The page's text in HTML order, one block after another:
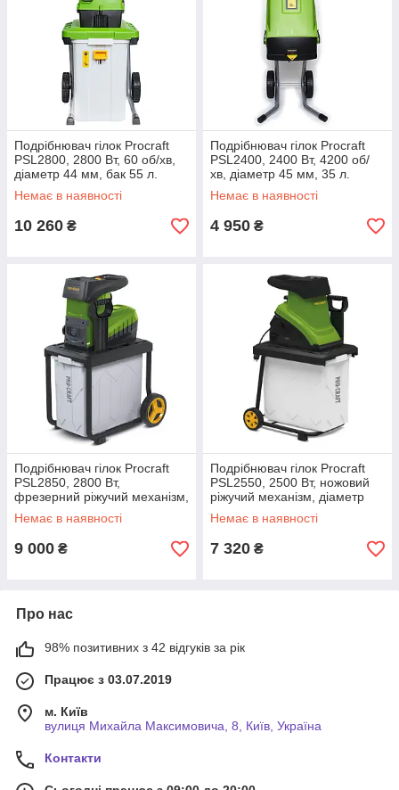
Подрібнювач гілок Procraft
PSL2800, 2800 Вт, 60 об/хв,
діаметр 44 мм, бак 55 л.
Немає в наявності
10 260 ₴
Подрібнювач гілок Procraft
PSL2400, 2400 Вт, 4200 об/
хв, діаметр 45 мм, 35 л.
Немає в наявності
4 950 ₴
Подрібнювач гілок Procraft
PSL2850, 2800 Вт,
фрезерний ріжучий механізм,
діаметр гілок до 45 мм,
контейнер 60 л
Немає в наявності
9 000 ₴
Подрібнювач гілок Procraft
PSL2550, 2500 Вт, ножовий
ріжучий механізм, діаметр
гілок до 45 мм, контейнер 60
л
Немає в наявності
7 320 ₴
Про нас
98% позитивних з 42 відгуків за рік
Працює з 03.07.2019
м. Київ
вулиця Михайла Максимовича, 8, Київ, Україна
Контакти